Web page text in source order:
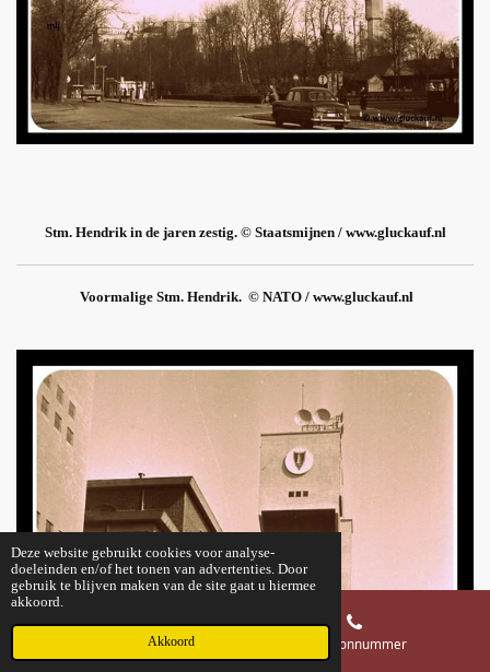
Deze website gebruikt cookies voor analyse-
doeleinden en/of het tonen van advertenties. Door
gebruik te blijven maken van de site gaat u hiermee
akkoord.
Akkoord
Stm. Hendrik in de jaren zestig. © Staatsmijnen / www.gluckauf.nl
Voormalige Stm. Hendrik. © NATO / www.gluckauf.nl
E-mailadres Telefoonnummer